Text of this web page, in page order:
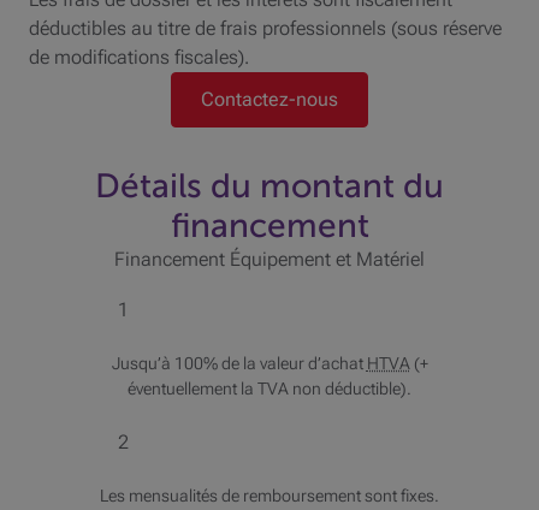
déductibles au titre de frais professionnels (sous réserve
de modifications fiscales).
Contactez-nous
Détails du montant du
financement
Financement Équipement et Matériel
1
Jusqu’à 100% de la valeur d’achat HTVA (+
éventuellement la TVA non déductible).
2
Les mensualités de remboursement sont fixes.